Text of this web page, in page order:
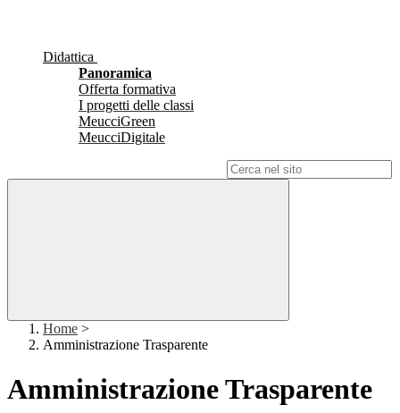
Didattica
Panoramica
Offerta formativa
I progetti delle classi
MeucciGreen
MeucciDigitale
Home >
Amministrazione Trasparente
Amministrazione Trasparente